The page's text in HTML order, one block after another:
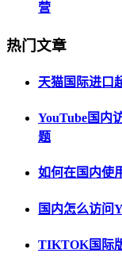
营
热门文章
天猫国际进口
YouTube国内
题
如何在国内使
国内怎么访问
TIKTOK国际